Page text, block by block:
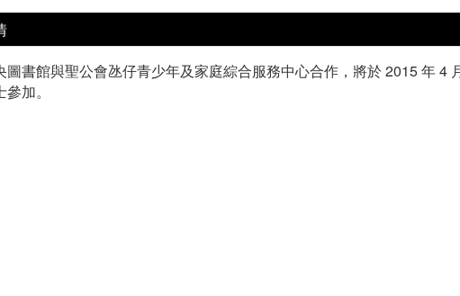
圖書館與聖公會氹仔青少年及家庭綜合服務中心合作，將於 2015 年 4
加。